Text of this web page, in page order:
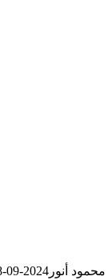
محمود أنور 2024-09-08